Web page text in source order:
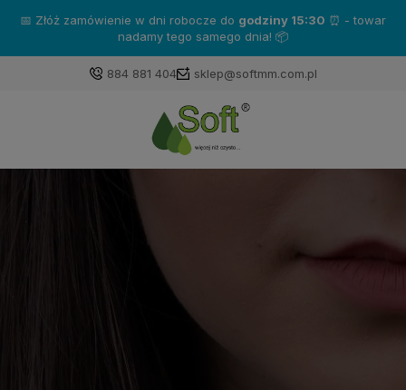
📅 Złóż zamówienie w dni robocze do godziny 15:30 ⏰ - towar
nadamy tego samego dnia! 📦
884 881 404 sklep@softmm.com.pl